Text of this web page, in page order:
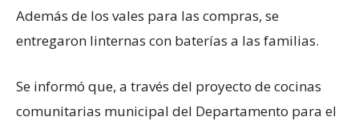
Además de los vales para las compras, se
entregaron linternas con baterías a las familias.
Se informó que, a través del proyecto de cocinas
comunitarias municipal del Departamento para el